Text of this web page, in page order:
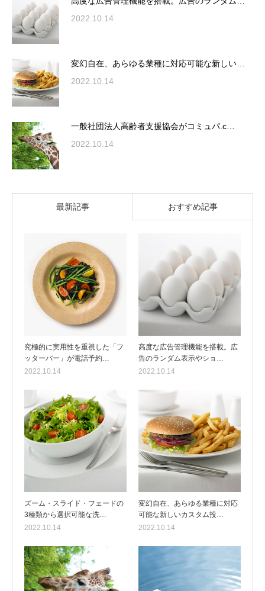
2022.10.14
変幻自在、あらゆる業種に対応可能な新しい…
2022.10.14
一般社団法人高齢者支援協会がコミュパ.c…
2022.10.14
最新記事 おすすめ記事
究極的に実用性を重視した「フ
ッターバー」が電話予約…
2022.10.14
高度な広告管理機能を搭載。広
告のランダム表示やショ…
2022.10.14
ズーム・スライド・フェードの
3種類から選択可能な洗…
2022.10.14
変幻自在、あらゆる業種に対応
可能な新しいカスタム投…
2022.10.14